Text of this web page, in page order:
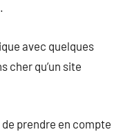
avec quelques
cher qu’un site
de prendre en compte